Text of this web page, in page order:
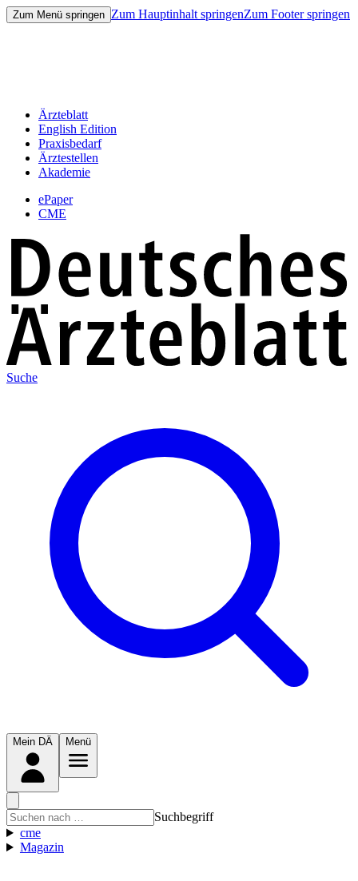
Zum Menü springen Zum Hauptinhalt springenZum Footer springen
Ärzteblatt
English Edition
Praxisbedarf
Ärztestellen
Akademie
ePaper
CME
Suche
Mein DÄ Menü
Suchbegriff
cme
Magazin